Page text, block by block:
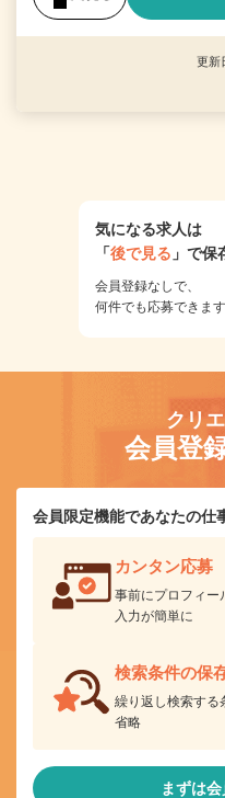
更新
気になる求人は
「後で見る 」で保
会員登録なしで、
何件でも応募できます
クリ
会員登
会員限定機能であなたの仕
カンタン応募
事前にプロフィー
入力が簡単に
検索条件の保
繰り返し検索する
省略
まずは会